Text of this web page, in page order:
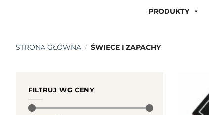
PRODUKTY
STRONA GŁÓWNA / ŚWIECE I ZAPACHY
FILTRUJ WG CENY